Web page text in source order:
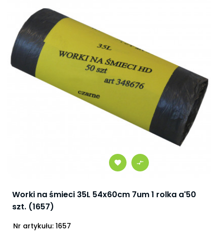
Worki na śmieci 35L 54x60cm 7um 1 rolka a'50
szt. (1657)
Nr artykułu: 1657